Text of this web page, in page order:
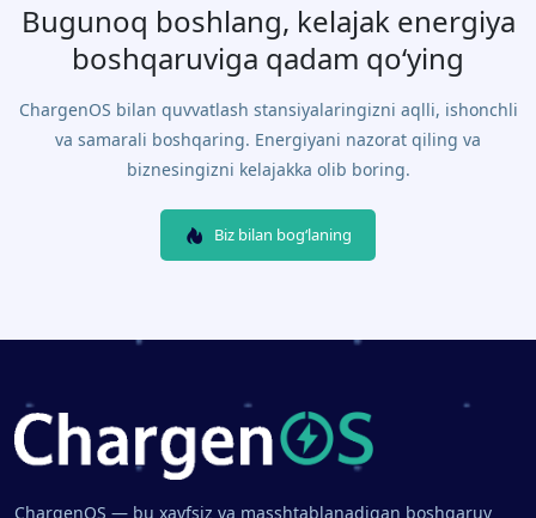
Bugunoq boshlang, kelajak energiya
boshqaruviga qadam qo‘ying
ChargenOS bilan quvvatlash stansiyalaringizni aqlli, ishonchli
va samarali boshqaring. Energiyani nazorat qiling va
biznesingizni kelajakka olib boring.
Biz bilan bog‘laning
ChargenOS — bu xavfsiz va masshtablanadigan boshqaruv